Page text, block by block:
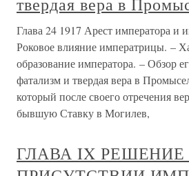
Глава 24 1917 Арест императора и
Роковое влияние императрицы. –
образование императора. – Обзор
фатализм и твердая вера в
который после своего отречения
бывшую Ставку в Могилев,
ГЛАВА IX